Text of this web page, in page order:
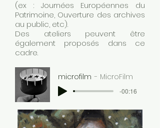
(ex : Journées Européennes du
Patrimoine, Ouverture des archives
au public, etc).
Des ateliers peuvent être
également proposés dans ce
cadre.
microfilm MicroFilm
-00:16